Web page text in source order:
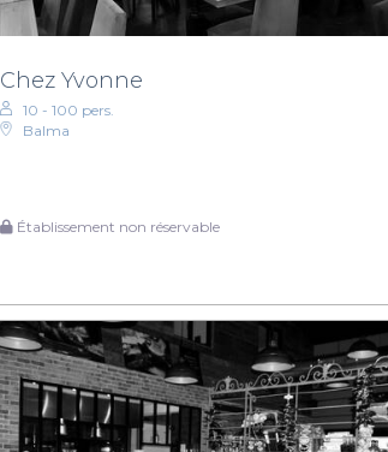
Chez Yvonne
10 - 100 pers.
Balma
Établissement non réservable